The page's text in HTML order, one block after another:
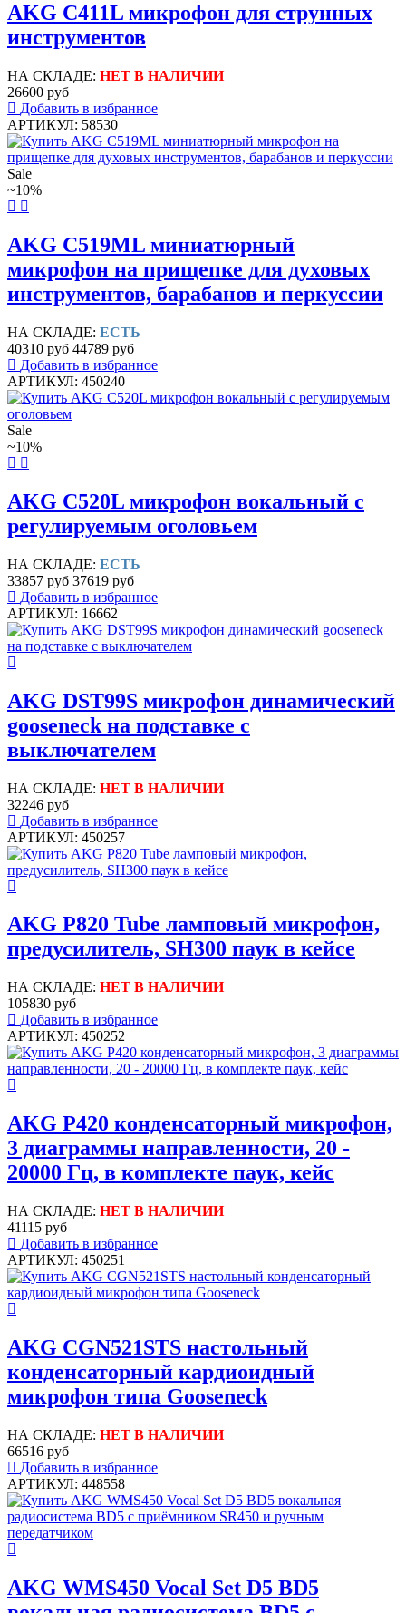
AKG C411L микрофон для струнных
инструментов
НА СКЛАДЕ: НЕТ В НАЛИЧИИ
26600 руб
Добавить в избранное
АРТИКУЛ: 58530
Sale
~10%
AKG C519ML миниатюрный
микрофон на прищепке для духовых
инструментов, барабанов и перкуссии
НА СКЛАДЕ: ЕСТЬ
40310 руб 44789 руб
Добавить в избранное
АРТИКУЛ: 450240
Sale
~10%
AKG C520L микрофон вокальный с
регулируемым оголовьем
НА СКЛАДЕ: ЕСТЬ
33857 руб 37619 руб
Добавить в избранное
АРТИКУЛ: 16662
AKG DST99S микрофон динамический
gooseneck на подставке с
выключателем
НА СКЛАДЕ: НЕТ В НАЛИЧИИ
32246 руб
Добавить в избранное
АРТИКУЛ: 450257
AKG P820 Tube ламповый микрофон,
предусилитель, SH300 паук в кейсе
НА СКЛАДЕ: НЕТ В НАЛИЧИИ
105830 руб
Добавить в избранное
АРТИКУЛ: 450252
AKG P420 конденсаторный микрофон,
3 диаграммы направленности, 20 -
20000 Гц, в комплекте паук, кейс
НА СКЛАДЕ: НЕТ В НАЛИЧИИ
41115 руб
Добавить в избранное
АРТИКУЛ: 450251
AKG CGN521STS настольный
конденсаторный кардиоидный
микрофон типа Gooseneck
НА СКЛАДЕ: НЕТ В НАЛИЧИИ
66516 руб
Добавить в избранное
АРТИКУЛ: 448558
AKG WMS450 Vocal Set D5 BD5